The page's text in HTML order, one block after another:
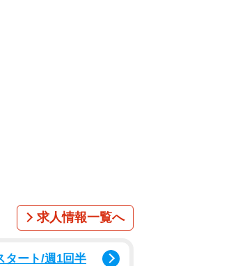
1/11
求人情報一覧へ
タート/週1回半